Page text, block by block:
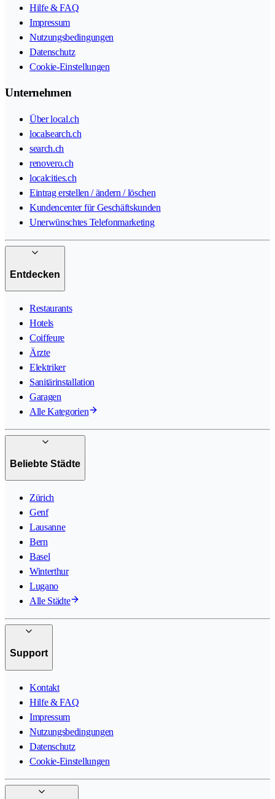
Hilfe & FAQ
Impressum
Nutzungsbedingungen
Datenschutz
Cookie-Einstellungen
Unternehmen
Über local.ch
localsearch.ch
search.ch
renovero.ch
localcities.ch
Eintrag erstellen / ändern / löschen
Kundencenter für Geschäftskunden
Unerwünschtes Telefonmarketing
Entdecken
Restaurants
Hotels
Coiffeure
Ärzte
Elektriker
Sanitärinstallation
Garagen
Alle Kategorien
Beliebte Städte
Zürich
Genf
Lausanne
Bern
Basel
Winterthur
Lugano
Alle Städte
Support
Kontakt
Hilfe & FAQ
Impressum
Nutzungsbedingungen
Datenschutz
Cookie-Einstellungen